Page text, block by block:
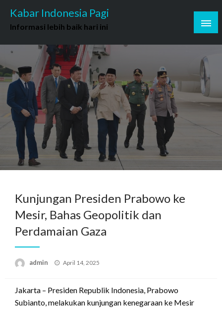
content
Kabar Indonesia Pagi
Informasi lebih baik hari ini
Kunjungan Presiden Prabowo ke
Mesir, Bahas Geopolitik dan
Perdamaian Gaza
admin
Posted
April 14, 2025
Jakarta – Presiden Republik Indonesia, Prabowo
Subianto, melakukan kunjungan kenegaraan ke Mesir